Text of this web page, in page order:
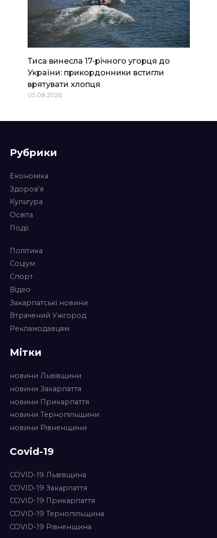
Тиса винесла 17-річного угорця до
України: прикордонники встигли
врятувати хлопця
05.08.2026
Рубрики
Економіка
Здоров’я
Культура
Освіта
Події
Політика
Соціум
Спорт
Відео
Закарпатські новини
Втрачений Ужгород
Рекламодавцям
Мітки
новини Львівщини
новини Закарпаття
новини Прикарпаття
новини Тернопільщини
новини Рівненщини
Covid-19
COVID-19 Львівщина
COVID-19 Закарпаття
COVID-19 Прикарпаття
COVID-19 Тернопільщина
COVID-19 Рівненщина